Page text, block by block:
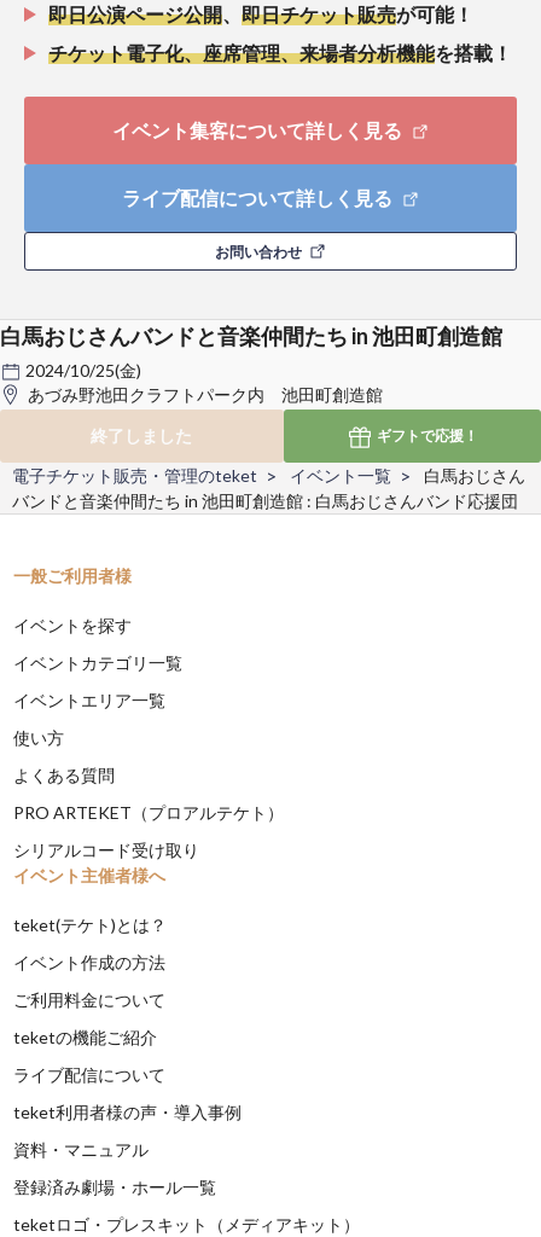
即日公演ページ公開
即日チケット販売が可能！
チケット電子化、座席管理、来場者分析機能を搭載！
イベント集客について詳しく見る
ライブ配信について詳しく見る
お問い合わせ
白馬おじさんバンドと音楽仲間たち in 池田町創造館
2024/10/25(金)
あづみ野池田クラフトパーク内 池田町創造館
終了しました
ギフトで応援！
電子チケット販売・管理のteket イベント一覧
白馬おじさん
バンドと音楽仲間たち in 池田町創造館 : 白馬おじさんバンド応援団
一般ご利用者様
イベントを探す
イベントカテゴリ一覧
イベントエリア一覧
使い方
よくある質問
PRO ARTEKET（プロアルテケト）
シリアルコード受け取り
イベント主催者様へ
teket(テケト)とは？
イベント作成の方法
ご利用料金について
teketの機能ご紹介
ライブ配信について
teket利用者様の声・導入事例
資料・マニュアル
登録済み劇場・ホール一覧
teketロゴ・プレスキット（メディアキット）